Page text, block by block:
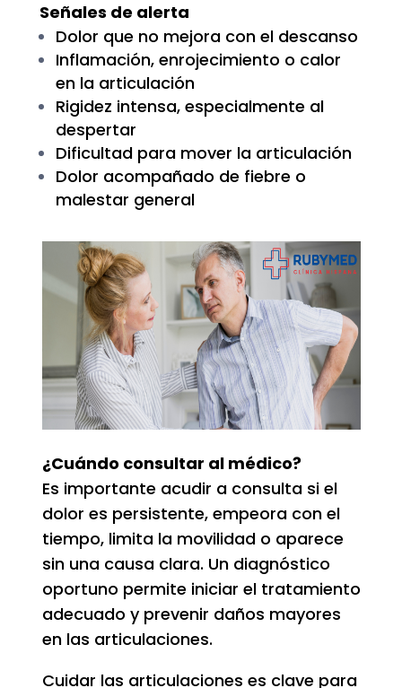
Señales de alerta
Dolor que no mejora con el descanso
Inflamación, enrojecimiento o calor
en la articulación
Rigidez intensa, especialmente al
despertar
Dificultad para mover la articulación
Dolor acompañado de fiebre o
malestar general
¿Cuándo consultar al médico?
Es importante acudir a consulta si el
dolor es persistente, empeora con el
tiempo, limita la movilidad o aparece
sin una causa clara. Un diagnóstico
oportuno permite iniciar el tratamiento
adecuado y prevenir daños mayores
en las articulaciones.
Cuidar las articulaciones es clave para